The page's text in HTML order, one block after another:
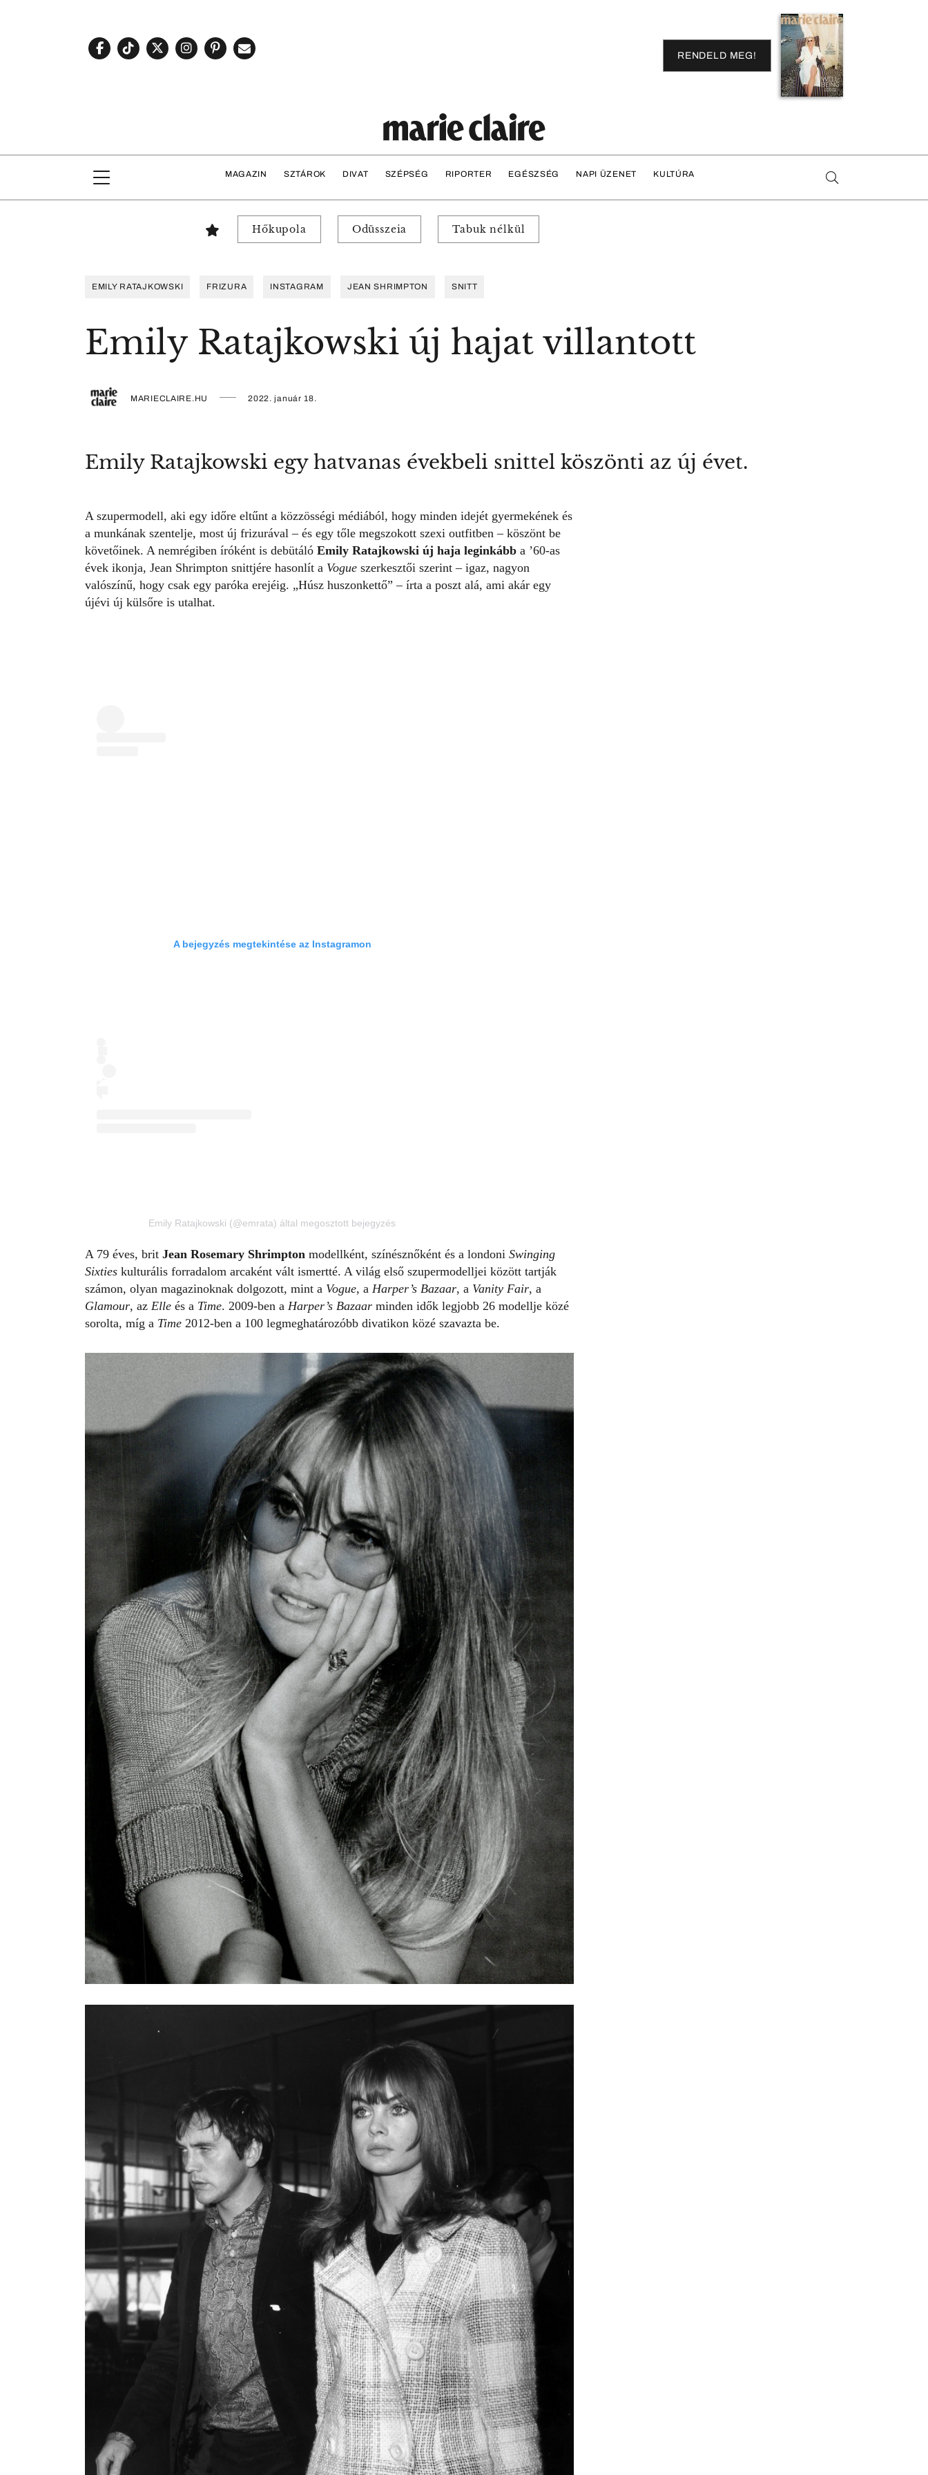
RENDELD MEG!
MAGAZIN SZTÁROK DIVAT SZÉPSÉG RIPORTER EGÉSZSÉG NAPI ÜZENET KULTÚRA
Hőkupola Odüsszeia Tabuk nélkül
EMILY RATAJKOWSKI FRIZURA INSTAGRAM JEAN SHRIMPTON SNITT
Emily Ratajkowski új hajat villantott
MARIECLAIRE.HU 2022. január 18.
Emily Ratajkowski egy hatvanas évekbeli snittel köszönti az új évet.
A szupermodell, aki egy időre eltűnt a közzösségi médiából, hogy minden idejét gyermekének és
a munkának szentelje, most új frizurával – és egy tőle megszokott szexi outfitben – köszönt be
követőinek. A nemrégiben íróként is debütáló Emily Ratajkowski új haja leginkább a ’60-as
évek ikonja, Jean Shrimpton snittjére hasonlít a Vogue szerkesztői szerint – igaz, nagyon
valószínű, hogy csak egy paróka erejéig. „Húsz huszonkettő” – írta a poszt alá, ami akár egy
újévi új külsőre is utalhat.
A bejegyzés megtekintése az Instagramon
Emily Ratajkowski (@emrata) által megosztott bejegyzés
A 79 éves, brit Jean Rosemary Shrimpton modellként, színésznőként és a londoni Swinging
Sixties kulturális forradalom arcaként vált ismertté. A világ első szupermodelljei között tartják
számon, olyan magazinoknak dolgozott, mint a Vogue, a Harper’s Bazaar, a Vanity Fair, a
Glamour, az Elle és a Time. 2009-ben a Harper’s Bazaar minden idők legjobb 26 modellje közé
sorolta, míg a Time 2012-ben a 100 legmeghatározóbb divatikon közé szavazta be.